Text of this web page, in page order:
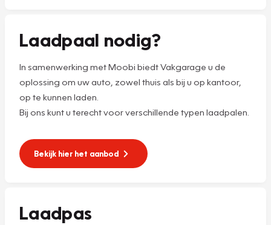
Laadpaal nodig?
In samenwerking met Moobi biedt Vakgarage u de
oplossing om uw auto, zowel thuis als bij u op kantoor,
op te kunnen laden.
Bij ons kunt u terecht voor verschillende typen laadpalen.
Bekijk hier het aanbod
Laadpas